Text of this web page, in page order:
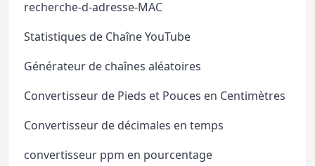
recherche-d-adresse-MAC
Statistiques de Chaîne YouTube
Générateur de chaînes aléatoires
Convertisseur de Pieds et Pouces en Centimètres
Convertisseur de décimales en temps
convertisseur ppm en pourcentage